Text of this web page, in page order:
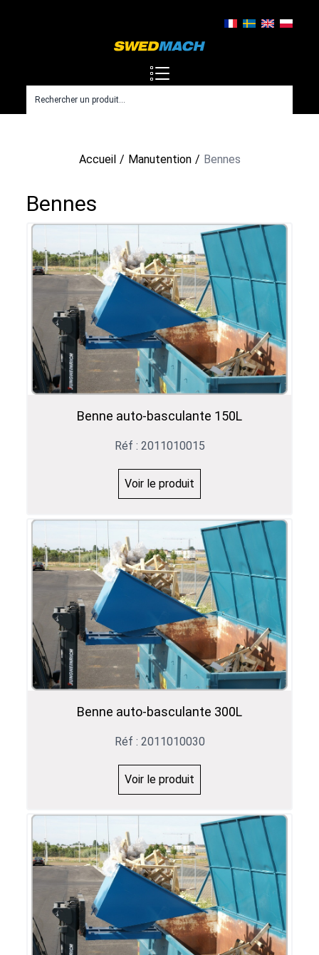
Accueil Manutention Bennes
Bennes
Benne auto-basculante 150L
Réf : 2011010015
Voir le produit
Benne auto-basculante 300L
Réf : 2011010030
Voir le produit